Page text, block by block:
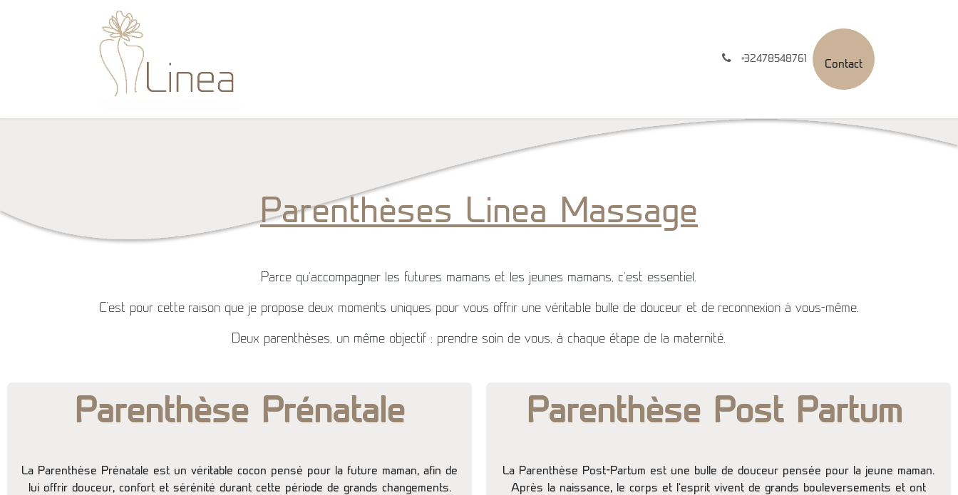
+32478548761 Contact
Parenthèses Linea Massage
Parce qu’accompagner les futures mamans et les jeunes mamans, c’est essentiel.
C'est pour cette raison que je propose deux moments uniques pour vous offrir une véritable bulle de douceur et de reconnexion à vous-même.
Deux parenthèses, un même objectif : prendre soin de vous, à chaque étape de la maternité.
Parenthèse Post Partum
La Parenthèse Post-Partum est une bulle de douceur pensée pour la jeune maman.
Après la naissance, le corps et l’esprit vivent de grands bouleversements et ont
Parenthèse Prénatale
La Parenthèse Prénatale est un véritable cocon pensé pour la future maman, afin de
lui offrir douceur, confort et sérénité durant cette période de grands changements.